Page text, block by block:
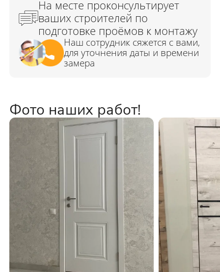
Фото наших работ!